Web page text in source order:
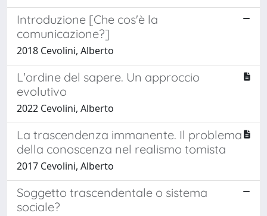
Introduzione [Che cos'è la
comunicazione?]
2018 Cevolini, Alberto
L'ordine del sapere. Un approccio
evolutivo
2022 Cevolini, Alberto
La trascendenza immanente. Il problema
della conoscenza nel realismo tomista
2017 Cevolini, Alberto
Soggetto trascendentale o sistema
sociale?